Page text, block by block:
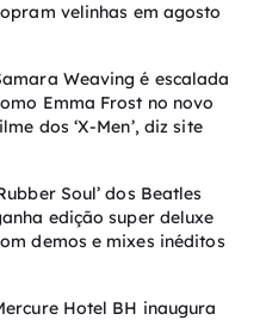
velinhas em agosto
Weaving é escalada
Emma Frost no novo
dos ‘X-Men’, diz site
Soul’ dos Beatles
edição super deluxe
demos e mixes inéditos
Hotel BH inaugura